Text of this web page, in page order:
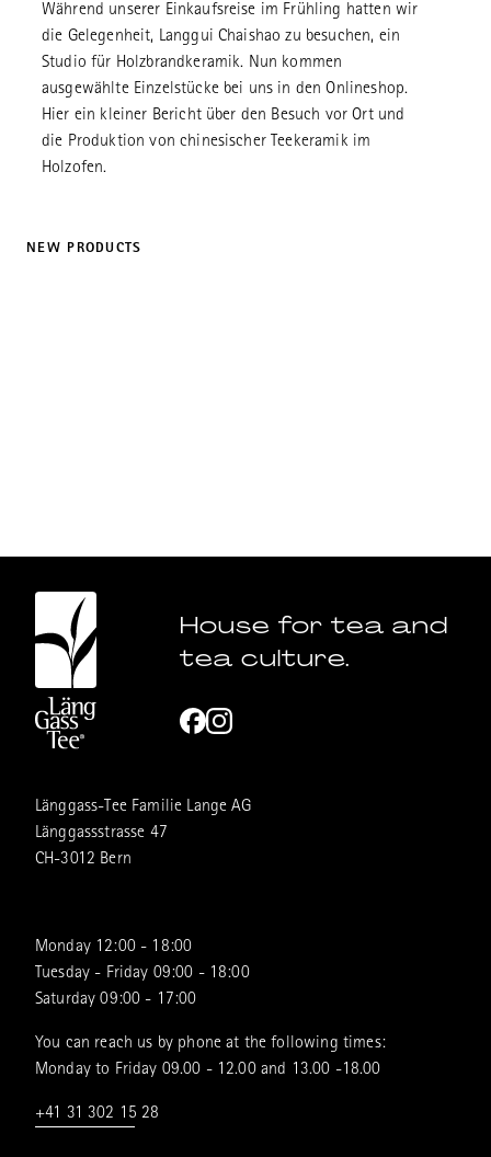
Während unserer Einkaufsreise im Frühling hatten wir
die Gelegenheit, Langgui Chaishao zu besuchen, ein
Studio für Holzbrandkeramik. Nun kommen
ausgewählte Einzelstücke bei uns in den Onlineshop.
Hier ein kleiner Bericht über den Besuch vor Ort und
die Produktion von chinesischer Teekeramik im
Holzofen.
NEW PRODUCTS
House for tea and
tea culture.
Länggass-Tee Familie Lange AG
Länggassstrasse 47
CH-3012 Bern
Monday 12:00 - 18:00
Tuesday - Friday 09:00 - 18:00
Saturday 09:00 - 17:00
You can reach us by phone at the following times:
Monday to Friday 09.00 - 12.00 and 13.00 -18.00
+41 31 302 15 28